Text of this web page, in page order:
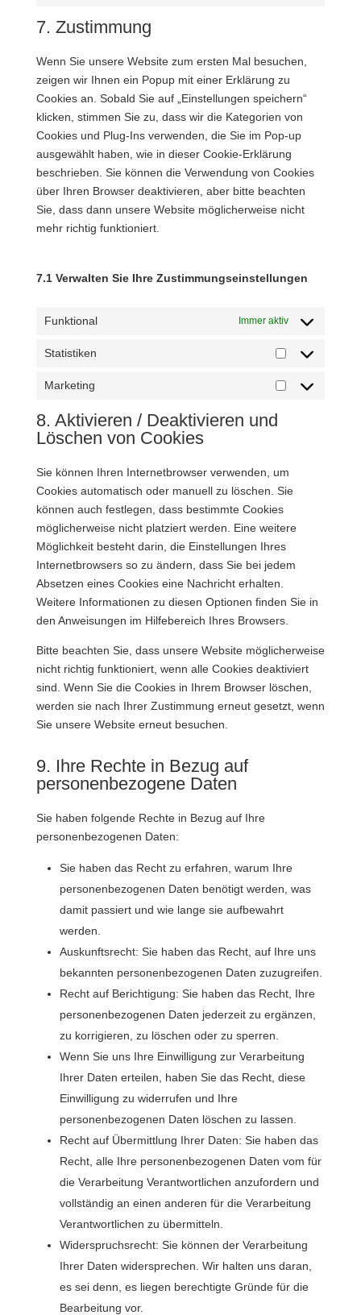
7. Zustimmung
Wenn Sie unsere Website zum ersten Mal besuchen,
zeigen wir Ihnen ein Popup mit einer Erklärung zu
Cookies an. Sobald Sie auf „Einstellungen speichern“
klicken, stimmen Sie zu, dass wir die Kategorien von
Cookies und Plug-Ins verwenden, die Sie im Pop-up
ausgewählt haben, wie in dieser Cookie-Erklärung
beschrieben. Sie können die Verwendung von Cookies
über Ihren Browser deaktivieren, aber bitte beachten
Sie, dass dann unsere Website möglicherweise nicht
mehr richtig funktioniert.
7.1 Verwalten Sie Ihre Zustimmungseinstellungen
Funktional Immer aktiv
Statistiken
Statistiken
Marketing
Marketing
8. Aktivieren / Deaktivieren und
Löschen von Cookies
Sie können Ihren Internetbrowser verwenden, um
Cookies automatisch oder manuell zu löschen. Sie
können auch festlegen, dass bestimmte Cookies
möglicherweise nicht platziert werden. Eine weitere
Möglichkeit besteht darin, die Einstellungen Ihres
Internetbrowsers so zu ändern, dass Sie bei jedem
Absetzen eines Cookies eine Nachricht erhalten.
Weitere Informationen zu diesen Optionen finden Sie in
den Anweisungen im Hilfebereich Ihres Browsers.
Bitte beachten Sie, dass unsere Website möglicherweise
nicht richtig funktioniert, wenn alle Cookies deaktiviert
sind. Wenn Sie die Cookies in Ihrem Browser löschen,
werden sie nach Ihrer Zustimmung erneut gesetzt, wenn
Sie unsere Website erneut besuchen.
9. Ihre Rechte in Bezug auf
personenbezogene Daten
Sie haben folgende Rechte in Bezug auf Ihre
personenbezogenen Daten:
Sie haben das Recht zu erfahren, warum Ihre
personenbezogenen Daten benötigt werden, was
damit passiert und wie lange sie aufbewahrt
werden.
Auskunftsrecht: Sie haben das Recht, auf Ihre uns
bekannten personenbezogenen Daten zuzugreifen.
Recht auf Berichtigung: Sie haben das Recht, Ihre
personenbezogenen Daten jederzeit zu ergänzen,
zu korrigieren, zu löschen oder zu sperren.
Wenn Sie uns Ihre Einwilligung zur Verarbeitung
Ihrer Daten erteilen, haben Sie das Recht, diese
Einwilligung zu widerrufen und Ihre
personenbezogenen Daten löschen zu lassen.
Recht auf Übermittlung Ihrer Daten: Sie haben das
Recht, alle Ihre personenbezogenen Daten vom für
die Verarbeitung Verantwortlichen anzufordern und
vollständig an einen anderen für die Verarbeitung
Verantwortlichen zu übermitteln.
Widerspruchsrecht: Sie können der Verarbeitung
Ihrer Daten widersprechen. Wir halten uns daran,
es sei denn, es liegen berechtigte Gründe für die
Bearbeitung vor.